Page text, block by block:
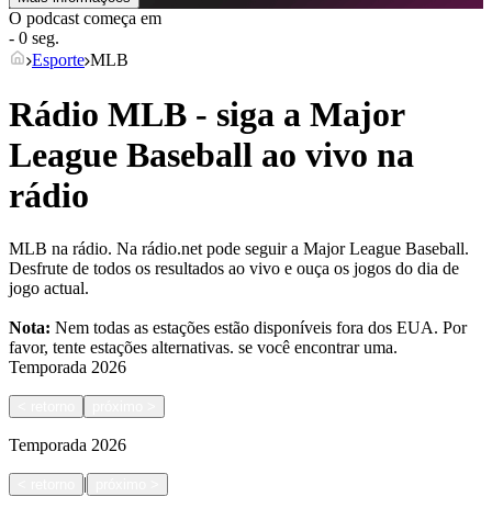
O podcast começa em
- 0 seg.
Esporte MLB
Rádio MLB - siga a Major
League Baseball ao vivo na
rádio
MLB na rádio. Na rádio.net pode seguir a Major League Baseball.
Desfrute de todos os resultados ao vivo e ouça os jogos do dia de
jogo actual.
Nota: Nem todas as estações estão disponíveis fora dos EUA. Por
favor, tente estações alternativas. se você encontrar uma.
Temporada 2026
Temporada 2026
|